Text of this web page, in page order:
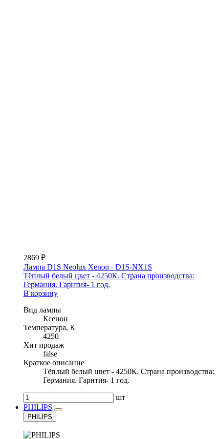
2869 ₽
Лампа D1S Neolux Xenon - D1S-NX1S
Тёплый белый цвет - 4250К. Страна производства:
Германия. Гарнтия- 1 год.
В корзину
Вид лампы
Ксенон
Температура, К
4250
Хит продаж
false
Краткое описание
Тёплый белый цвет - 4250К. Страна производства:
Германия. Гарнтия- 1 год.
шт
PHILIPS
PHILIPS